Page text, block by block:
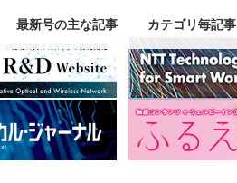
最新号の主な記事 カテゴリ毎記事